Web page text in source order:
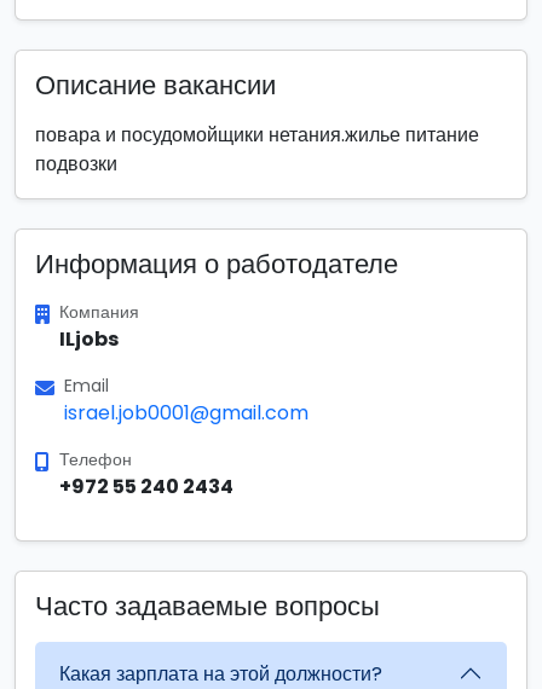
Описание вакансии
повара и посудомойщики нетания.жилье питание
подвозки
Информация о работодателе
Компания
ILjobs
Email
israel.job0001@gmail.com
Телефон
+972 55 240 2434
Часто задаваемые вопросы
Какая зарплата на этой должности?